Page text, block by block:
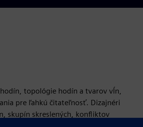
topológie hodín a tvarov vĺn,
pre ľahkú čitateľnosť. Dizajnéri
skupín skreslených, konfliktov